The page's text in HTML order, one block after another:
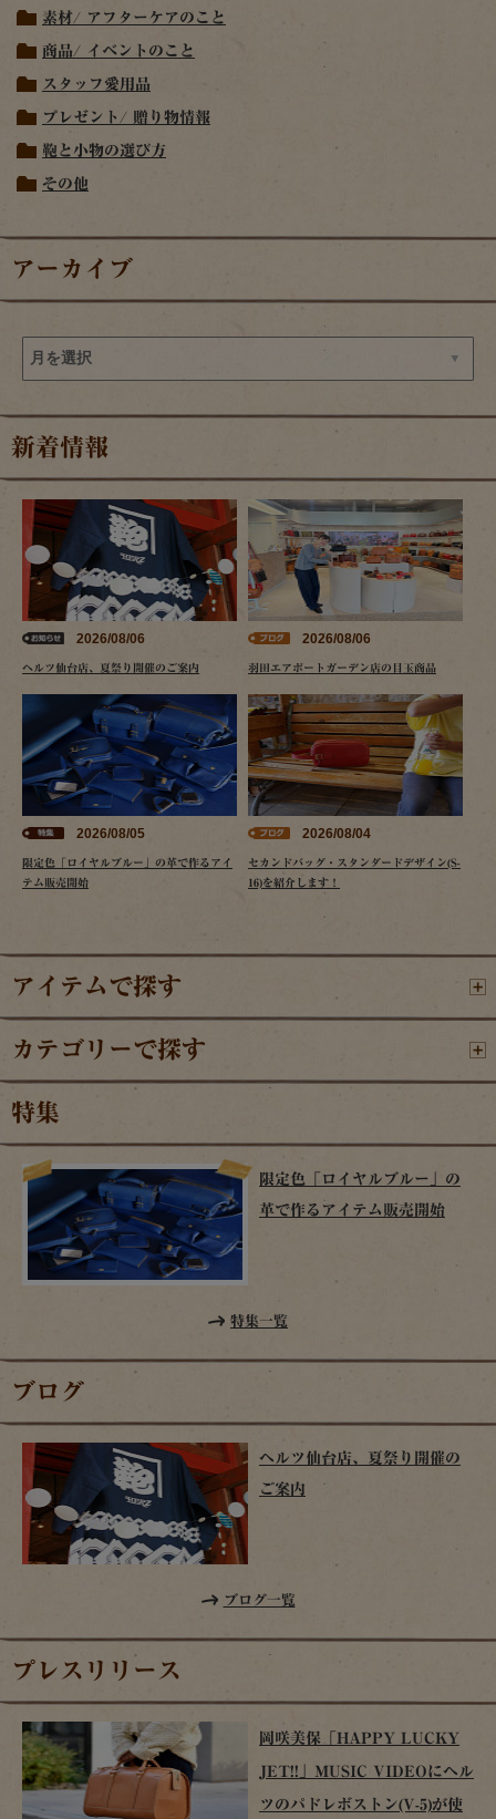
素材/ アフターケアのこと
商品/ イベントのこと
スタッフ愛用品
プレゼント/ 贈り物情報
鞄と小物の選び方
その他
アーカイブ
新着情報
2026/08/06
ヘルツ仙台店、夏祭り開催のご案内
2026/08/06
羽田エアポートガーデン店の目玉商品
2026/08/05
限定色「ロイヤルブルー」の革で作るアイ
テム販売開始
2026/08/04
セカンドバッグ・スタンダードデザイン(S-
16)を紹介します！
アイテムで探す
カテゴリーで探す
特集
限定色「ロイヤルブルー」の
革で作るアイテム販売開始
特集一覧
ブログ
ヘルツ仙台店、夏祭り開催の
ご案内
ブログ一覧
プレスリリース
岡咲美保「HAPPY LUCKY
JET!!」MUSIC VIDEOにヘル
ツのパドレボストン(V-5)が使